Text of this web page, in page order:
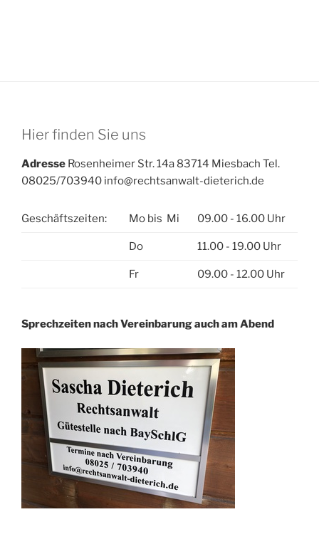
Hier finden Sie uns
Adresse Rosenheimer Str. 14a 83714 Miesbach Tel.
08025/703940 info@rechtsanwalt-dieterich.de
Geschäftszeiten: Mo bis Mi 09.00 - 16.00 Uhr
Do 11.00 - 19.00 Uhr
Fr 09.00 - 12.00 Uhr
Sprechzeiten nach Vereinbarung auch am Abend